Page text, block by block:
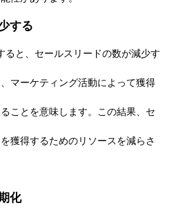
する
ると、セールスリードの数が減少す
マーケティング活動によって獲得
ことを意味します。この結果、セ
獲得するためのリソースを減らさ
化